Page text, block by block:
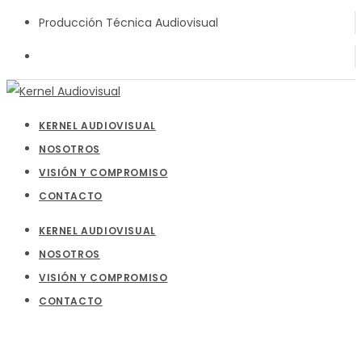
Producción Técnica Audiovisual
KERNEL AUDIOVISUAL
NOSOTROS
VISIÓN Y COMPROMISO
CONTACTO
KERNEL AUDIOVISUAL
NOSOTROS
VISIÓN Y COMPROMISO
CONTACTO